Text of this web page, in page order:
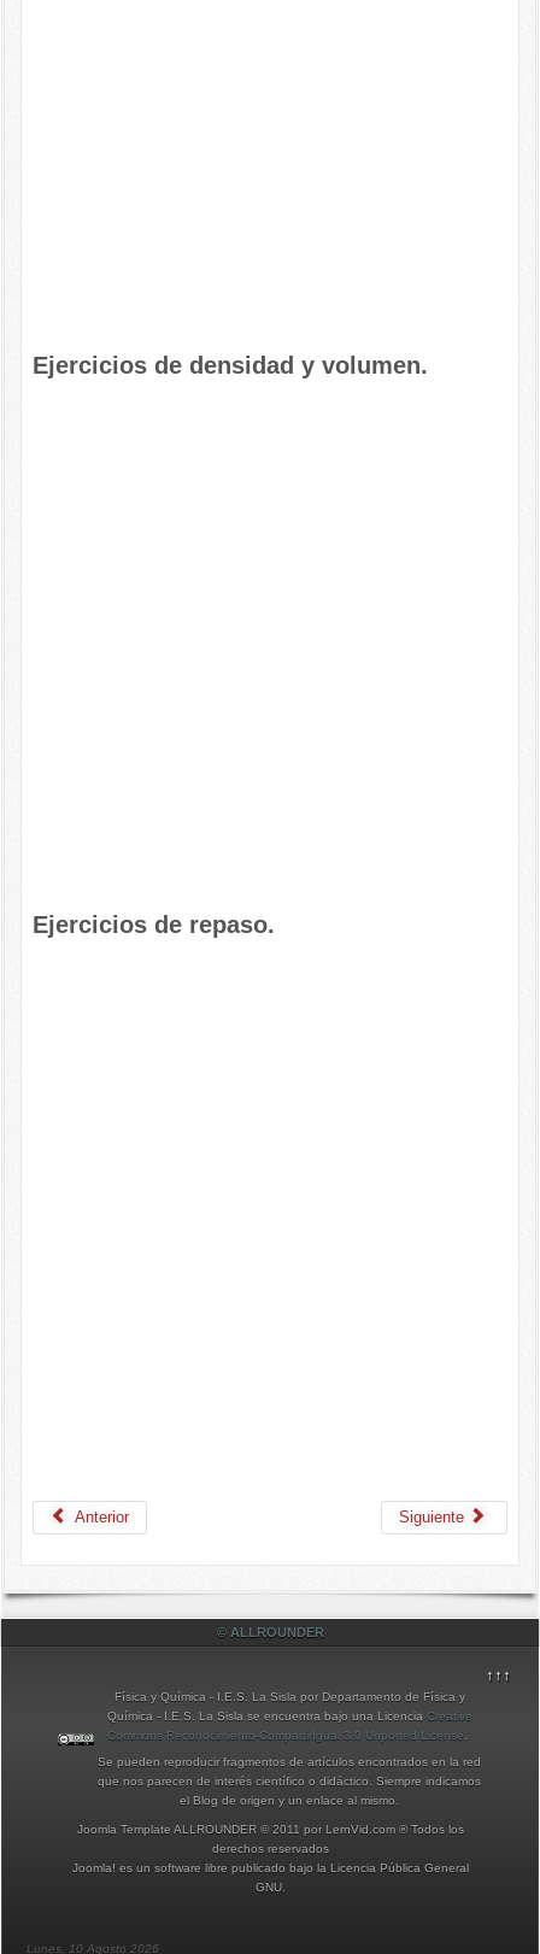
Ejercicios de densidad y volumen.
Ejercicios de repaso.
Anterior Siguiente
© ALLROUNDER
↑↑↑
Física y Química - I.E.S. La Sisla por Departamento de Física y
Química - I.E.S. La Sisla se encuentra bajo una Licencia Creative
Commons Reconocimiento-CompartirIgual 3.0 Unported License
Se pueden reproducir fragmentos de artículos encontrados en la red
que nos parecen de interés científico o didáctico. Siempre indicamos
el Blog de origen y un enlace al mismo.
Joomla Template ALLROUNDER © 2011 por LernVid.com ® Todos los
derechos reservados
Joomla! es un software libre publicado bajo la Licencia Pública General
GNU.
Lunes, 10 Agosto 2026